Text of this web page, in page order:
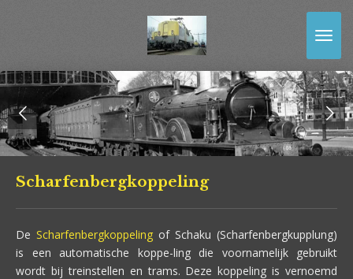
de
hoofdinhoud
Scharfenbergkoppeling
De Scharfenbergkoppeling of Schaku (Scharfenbergkupplung)
is een automatische koppe-ling die voornamelijk gebruikt
wordt bij treinstellen en trams. Deze koppeling is vernoemd